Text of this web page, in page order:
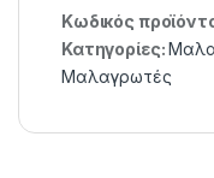
Κωδικός
Κατηγορίες:
Μαλαγρωτές